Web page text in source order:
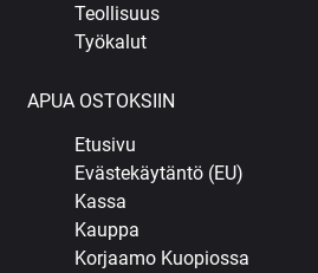
Teollisuus
Työkalut
APUA OSTOKSIIN
Etusivu
Evästekäytäntö (EU)
Kassa
Kauppa
Korjaamo Kuopiossa